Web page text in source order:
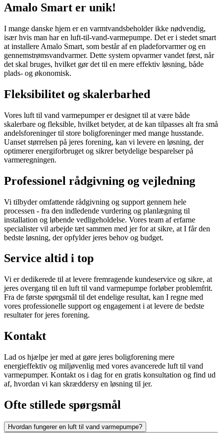
Amalo Smart er unik!
I mange danske hjem er en varmtvandsbeholder ikke nødvendig,
især hvis man har en luft-til-vand-varmepumpe. Det er i stedet smart
at installere Amalo Smart, som består af en pladeforvarmer og en
gennemstrømsvandvarmer. Dette system opvarmer vandet først, når
det skal bruges, hvilket gør det til en mere effektiv løsning, både
plads- og økonomisk.
Fleksibilitet og skalerbarhed
Vores luft til vand varmepumper er designet til at være både
skalerbare og fleksible, hvilket betyder, at de kan tilpasses alt fra små
andelsforeninger til store boligforeninger med mange husstande.
Uanset størrelsen på jeres forening, kan vi levere en løsning, der
optimerer energiforbruget og sikrer betydelige besparelser på
varmeregningen.
Professionel rådgivning og vejledning
Vi tilbyder omfattende rådgivning og support gennem hele
processen - fra den indledende vurdering og planlægning til
installation og løbende vedligeholdelse. Vores team af erfarne
specialister vil arbejde tæt sammen med jer for at sikre, at I får den
bedste løsning, der opfylder jeres behov og budget.
Service altid i top
Vi er dedikerede til at levere fremragende kundeservice og sikre, at
jeres overgang til en luft til vand varmepumpe forløber problemfrit.
Fra de første spørgsmål til det endelige resultat, kan I regne med
vores professionelle support og engagement i at levere de bedste
resultater for jeres forening.
Kontakt
Lad os hjælpe jer med at gøre jeres boligforening mere
energieffektiv og miljøvenlig med vores avancerede luft til vand
varmepumper. Kontakt os i dag for en gratis konsultation og find ud
af, hvordan vi kan skræddersy en løsning til jer.
Ofte stillede spørgsmål
Hvordan fungerer en luft til vand varmepumpe?